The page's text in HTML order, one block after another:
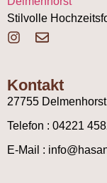
Stilvolle
Kontakt
27755 Delmenhorst
Telefon : 04221
E-Mail :